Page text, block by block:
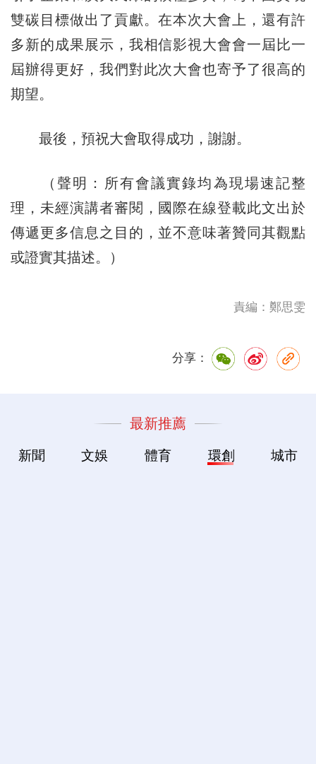
雙碳目標做出了貢獻。在本次大會上，還有許
多新的成果展示，我相信影視大會會一屆比一
屆辦得更好，我們對此次大會也寄予了很高的
期望。
最後，預祝大會取得成功，謝謝。
（聲明：所有會議實錄均為現場速記整
理，未經演講者審閱，國際在線登載此文出於
傳遞更多信息之目的，並不意味著贊同其觀點
或證實其描述。）
責編：鄭思雯
分享：
最新推薦
新聞 文娛 體育 環創 城市